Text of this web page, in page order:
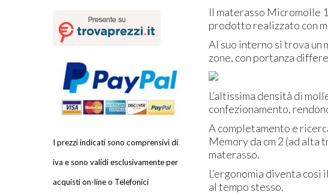
Il materasso Micromolle
prodotto realizzato con
Al suo interno si trova un
zone, con portanza
L’altissima densità di
confezionamento,
A completamento e
Memory da cm 2 (ad alta
materasso.
L’ergonomia diventa
al tempo stesso.
I prezzi indicati sono comprensivi di
iva e sono validi esclusivamente per
acquisti on-line o Telefonici